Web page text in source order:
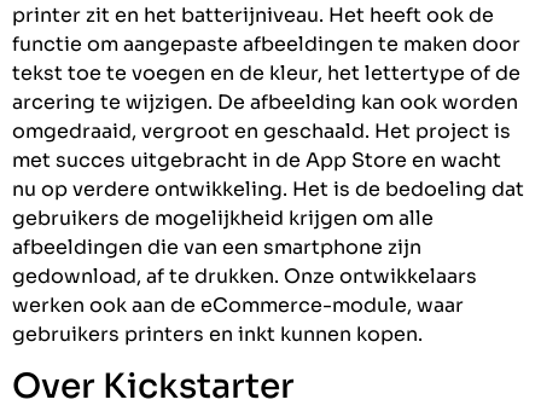
printer zit en het batterijniveau. Het heeft ook de
functie om aangepaste afbeeldingen te maken door
tekst toe te voegen en de kleur, het lettertype of de
arcering te wijzigen. De afbeelding kan ook worden
omgedraaid, vergroot en geschaald. Het project is
met succes uitgebracht in de App Store en wacht
nu op verdere ontwikkeling. Het is de bedoeling dat
gebruikers de mogelijkheid krijgen om alle
afbeeldingen die van een smartphone zijn
gedownload, af te drukken. Onze ontwikkelaars
werken ook aan de eCommerce-module, waar
gebruikers printers en inkt kunnen kopen.
Over Kickstarter